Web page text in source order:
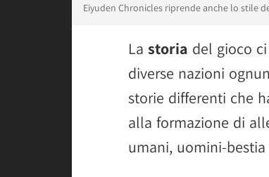
Eiyuden Chronicles riprende anche lo stile
La storia del gioco
diverse nazioni
storie differenti che
alla formazione di
umani, uomini-